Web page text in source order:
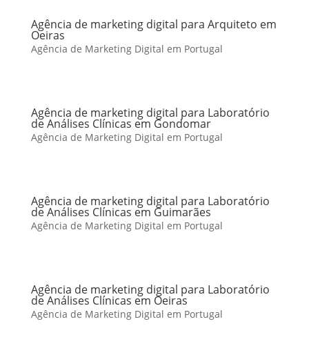
Agência de marketing digital para Arquiteto em
Oeiras
Agência de Marketing Digital em Portugal
Agência de marketing digital para Laboratório
de Análises Clínicas em Gondomar
Agência de Marketing Digital em Portugal
Agência de marketing digital para Laboratório
de Análises Clínicas em Guimarães
Agência de Marketing Digital em Portugal
Agência de marketing digital para Laboratório
de Análises Clínicas em Oeiras
Agência de Marketing Digital em Portugal